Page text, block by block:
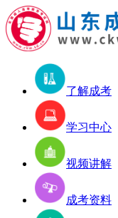
了解成考
学习中心
视频讲解
成考资料